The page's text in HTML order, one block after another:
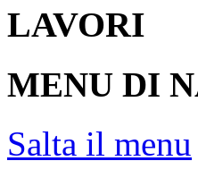
LAVORI
MENU DI
Salta il menu